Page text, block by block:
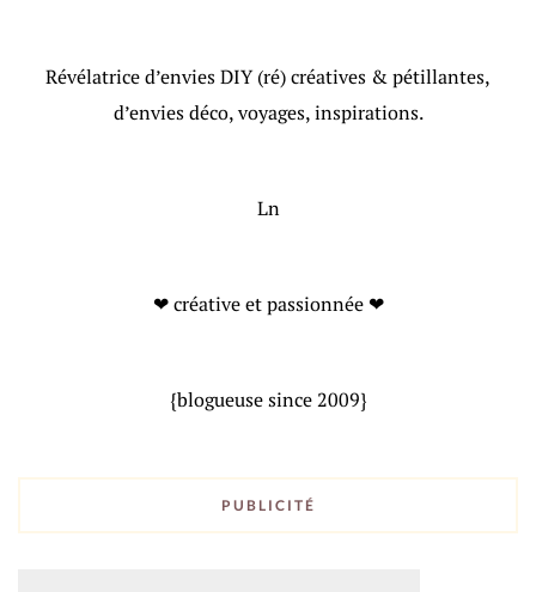
Révélatrice d’envies DIY (ré) créatives & pétillantes,
d’envies déco, voyages, inspirations.
Ln
❤ créative et passionnée ❤
{blogueuse since 2009}
PUBLICITÉ